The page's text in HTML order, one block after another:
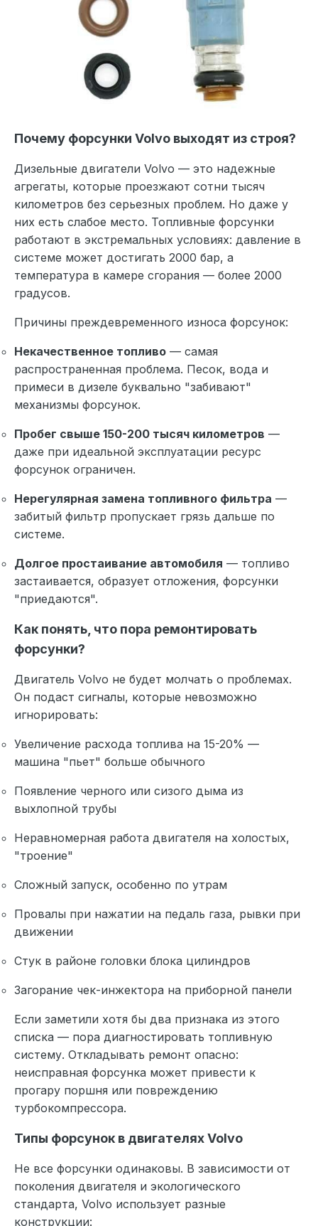
Почему форсунки Volvo выходят из строя?
Дизельные двигатели Volvo — это надежные
агрегаты, которые проезжают сотни тысяч
километров без серьезных проблем. Но даже у
них есть слабое место. Топливные форсунки
работают в экстремальных условиях: давление в
системе может достигать 2000 бар, а
температура в камере сгорания — более 2000
градусов.
Причины преждевременного износа форсунок:
Некачественное топливо — самая
распространенная проблема. Песок, вода и
примеси в дизеле буквально "забивают"
механизмы форсунок.
Пробег свыше 150-200 тысяч километров —
даже при идеальной эксплуатации ресурс
форсунок ограничен.
Нерегулярная замена топливного фильтра —
забитый фильтр пропускает грязь дальше по
системе.
Долгое простаивание автомобиля — топливо
застаивается, образует отложения, форсунки
"приедаются".
Как понять, что пора ремонтировать
форсунки?
Двигатель Volvo не будет молчать о проблемах.
Он подаст сигналы, которые невозможно
игнорировать:
Увеличение расхода топлива на 15-20% —
машина "пьет" больше обычного
Появление черного или сизого дыма из
выхлопной трубы
Неравномерная работа двигателя на холостых,
"троение"
Сложный запуск, особенно по утрам
Провалы при нажатии на педаль газа, рывки при
движении
Стук в районе головки блока цилиндров
Загорание чек-инжектора на приборной панели
Если заметили хотя бы два признака из этого
списка — пора диагностировать топливную
систему. Откладывать ремонт опасно:
неисправная форсунка может привести к
прогару поршня или повреждению
турбокомпрессора.
Типы форсунок в двигателях Volvo
Не все форсунки одинаковы. В зависимости от
поколения двигателя и экологического
стандарта, Volvo использует разные
конструкции: